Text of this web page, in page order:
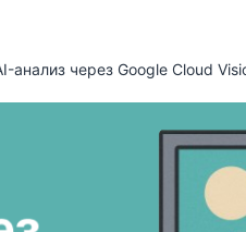
через Google Cloud